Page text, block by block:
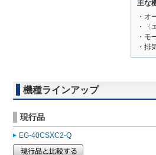
主な
・オ
・〈
・モ
・排
機種ラインアップ
現行品
EG-40CSXC2-Q